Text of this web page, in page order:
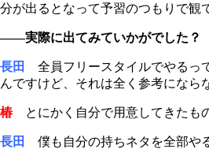
分が出るとなって予習のつもりで観
――実際に出てみていかがでした？
長田
全員フリースタイルでやるっ
んですけど、それは全く参考になら
椿とにかく自分で用意してきたもの
長田 僕も自分の持ちネタを全部や